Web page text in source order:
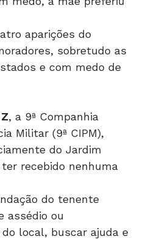
aparições do
sobretudo as
e com medo de
, a 9ª Companhia
Militar (9ª CIPM),
do Jardim
recebido nenhuma
do tenente
assédio ou
local, buscar ajuda e